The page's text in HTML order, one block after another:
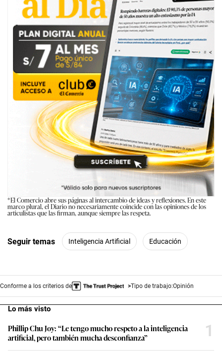
*El Comercio abre sus páginas al intercambio de ideas y reflexiones. En este
marco plural, el Diario no necesariamente coincide con las opiniones de los
articulistas que las firman, aunque siempre las respeta.
Seguir temas Inteligencia Artificial Educación
Conforme a los criterios de Tipo de trabajo:Opinión
Lo más visto
Phillip Chu Joy: “Le tengo mucho respeto a la inteligencia
artificial, pero también mucha desconfianza”
1